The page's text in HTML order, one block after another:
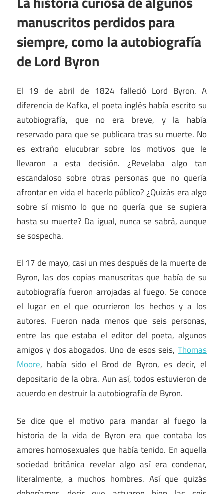
manuscritos perdidos para
siempre, como la autobiografía
de Lord Byron
El 19 de abril de 1824 falleció Lord Byron. A
diferencia de Kafka, el poeta inglés había escrito su
autobiografía, que no era breve, y la había
reservado para que se publicara tras su muerte. No
es extraño elucubrar sobre los motivos que le
llevaron a esta decisión. ¿Revelaba algo tan
escandaloso sobre otras personas que no quería
afrontar en vida el hacerlo público? ¿Quizás era algo
sobre sí mismo lo que no quería que se supiera
hasta su muerte? Da igual, nunca se sabrá, aunque
se sospecha.
El 17 de mayo, casi un mes después de la muerte de
Byron, las dos copias manuscritas que había de su
autobiografía fueron arrojadas al fuego. Se conoce
el lugar en el que ocurrieron los hechos y a los
autores. Fueron nada menos que seis personas,
entre las que estaba el editor del poeta, algunos
amigos y dos abogados. Uno de esos seis, Thomas
Moore, había sido el Brod de Byron, es decir, el
depositario de la obra. Aun así, todos estuvieron de
acuerdo en destruir la autobiografía de Byron.
Se dice que el motivo para mandar al fuego la
historia de la vida de Byron era que contaba los
amores homosexuales que había tenido. En aquella
sociedad británica revelar algo así era condenar,
literalmente, a muchos hombres. Así que quizás